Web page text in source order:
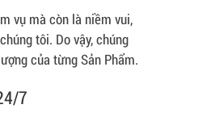
vụ mà còn là niềm vui,
tôi. Do vậy, chúng
của từng Sản Phẩm.
7